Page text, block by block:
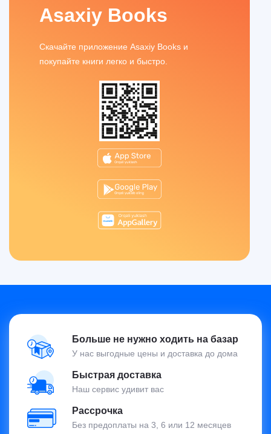
Asaxiy Books
Скачайте приложение Asaxiy Books и
покупайте книги легко и быстро.
Больше не нужно ходить на базар
У нас выгодные цены и доставка до дома
Быстрая доставка
Наш сервис удивит вас
Рассрочка
Без предоплаты на 3, 6 или 12 месяцев